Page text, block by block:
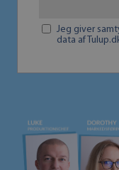
Jeg giver
data af